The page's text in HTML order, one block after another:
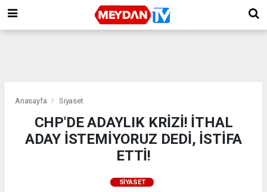
Anasayfa Siyaset
CHP'DE ADAYLIK KRİZİ! İTHAL
ADAY İSTEMİYORUZ DEDİ, İSTİFA
ETTİ!
SIYASET